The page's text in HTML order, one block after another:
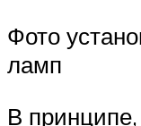
Фото
ламп
В